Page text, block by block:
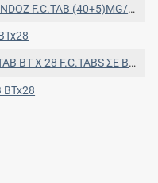
BTx28 tabs σε blisters Al-Al (OPA/Al/PVC-Al)
ΣΕ BLISTER OPA/ALU/PVC//ALU
BTx28